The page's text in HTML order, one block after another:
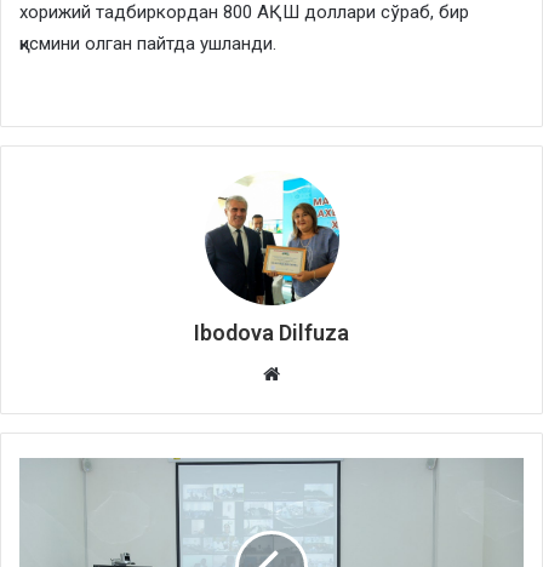
хорижий тадбиркордан 800 АҚШ доллари сўраб, бир
қисмини олган пайтда ушланди.
Ibodova Dilfuza
Website